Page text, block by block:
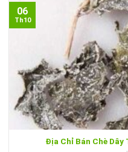
Địa Chỉ Bán Chè
06
Th10